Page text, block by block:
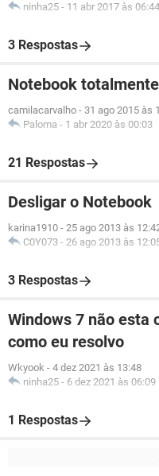
ninha25 - 11 abr 2017 às 06:44
3 Respostas
Notebook
camilacarvalho - 31 ago 2015 às
Paloma - 1 abr 2020 às 00:03
21 Respostas
Desligar o Notebook
karina1910 - 25 ago 2013 às
C0Y073 - 26 ago 2013 às
3 Respostas
Windows 7 não esta
como eu resolvo
Wkyook - 4 dez 2021 às 13:48
ninha25 - 6 dez 2021 às 06:09
1 Respostas